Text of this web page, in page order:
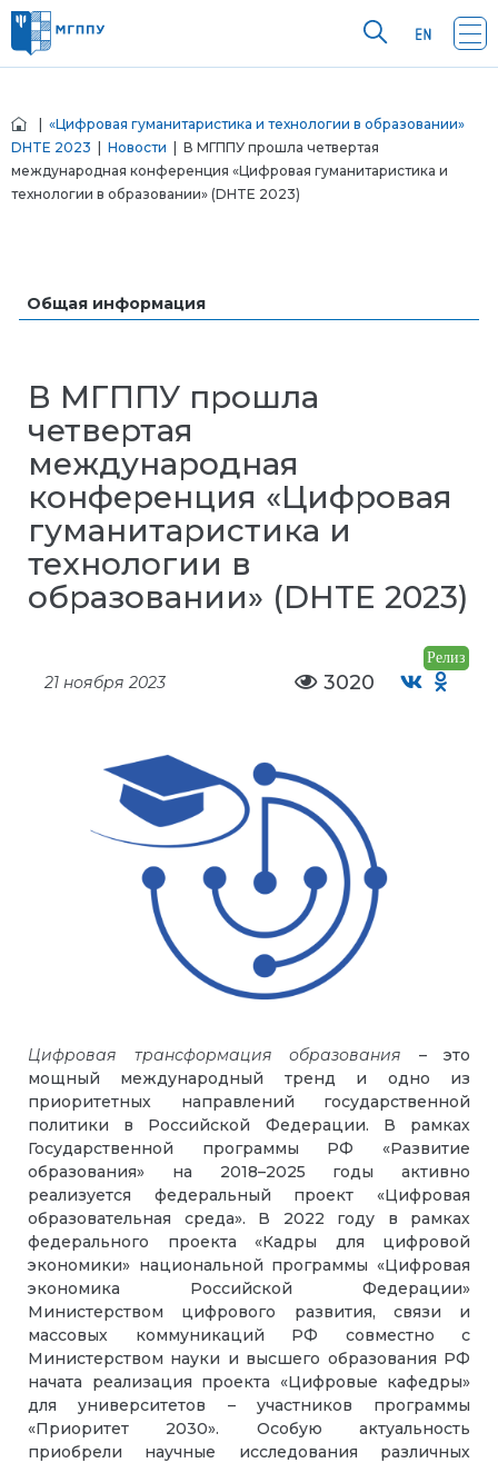
«Цифровая гуманитаристика и технологии в образовании»
DHTE 2023
Новости | В МГППУ прошла четвертая
международная конференция «Цифровая гуманитаристика и
технологии в образовании» (DHTE 2023)
Общая информация
В МГППУ прошла
четвертая
международная
конференция «Цифровая
гуманитаристика и
технологии в
образовании» (DHTE 2023)
Релиз
21 ноября 2023 3020
Цифровая трансформация образования – это
мощный международный тренд и одно из
приоритетных направлений государственной
политики в Российской Федерации. В рамках
Государственной программы РФ «Развитие
образования» на 2018–2025 годы активно
реализуется федеральный проект «Цифровая
образовательная среда». В 2022 году в рамках
федерального проекта «Кадры для цифровой
экономики» национальной программы «Цифровая
экономика Российской Федерации»
Министерством цифрового развития, связи и
массовых коммуникаций РФ совместно с
Министерством науки и высшего образования РФ
начата реализация проекта «Цифровые кафедры»
для университетов – участников программы
«Приоритет 2030». Особую актуальность
приобрели научные исследования различных